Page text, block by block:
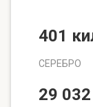
401
СЕРЕБРО
29